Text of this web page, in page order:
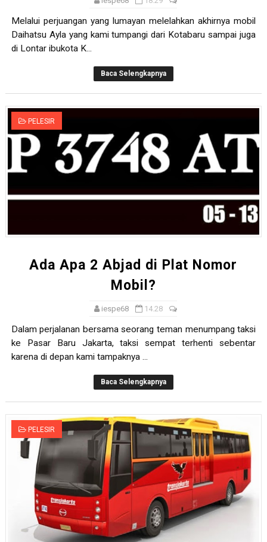
Selamat Kelahiran Isa AS Ibnu Maryam
Antara Pilkada dan Permainan Sepakbola
Pelacur Itu Tak Tanya Agama
Ketika Si Lajang Sok Tahu Tentang Pernikahan
Melalui perjuangan yang lumayan melelahkan akhirnya mobil
Daihatsu Ayla yang kami tumpangi dari Kotabaru sampai juga
di Lontar ibukota K...
Baca Selengkapnya
PELESIR
Ada Apa 2 Abjad di Plat Nomor
Mobil?
iespe68 14.28
Dalam perjalanan bersama seorang teman menumpang taksi
ke Pasar Baru Jakarta, taksi sempat terhenti sebentar
karena di depan kami tampaknya ...
Baca Selengkapnya
PELESIR